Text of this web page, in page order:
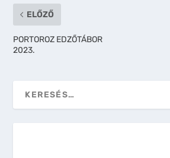
ELŐZŐ
PORTOROZ EDZŐTÁBOR
2023.